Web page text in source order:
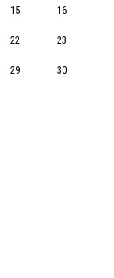
15 16
22 23
29 30